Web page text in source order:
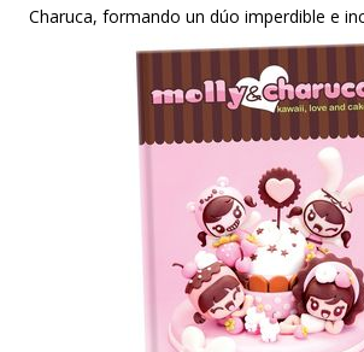
Charuca, formando un dúo imperdible e